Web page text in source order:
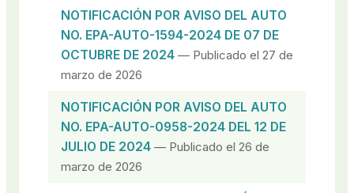
NOTIFICACIÓN POR AVISO DEL AUTO
NO. EPA-AUTO-1594-2024 DE 07 DE
OCTUBRE DE 2024 — Publicado el 27 de
marzo de 2026
NOTIFICACIÓN POR AVISO DEL AUTO
NO. EPA-AUTO-0958-2024 DEL 12 DE
JULIO DE 2024 — Publicado el 26 de
marzo de 2026